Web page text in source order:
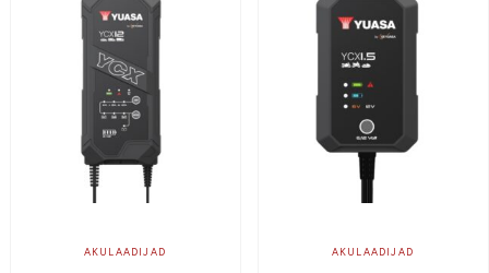
AKULAADIJAD AKULAADIJAD